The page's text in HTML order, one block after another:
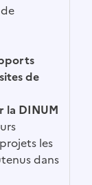
de
la DINUM
les
dans